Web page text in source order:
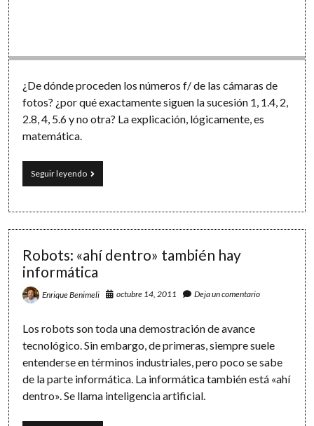
¿De dónde proceden los números f/ de las cámaras de
fotos? ¿por qué exactamente siguen la sucesión 1, 1.4, 2,
2.8, 4, 5.6 y no otra? La explicación, lógicamente, es
matemática.
Seguir leyendoFotografía
y
los
Robots: «ahí dentro» también hay
informática
Enrique Benimeli octubre 14, 2011 Deja un comentario
Los robots son toda una demostración de avance
tecnológico. Sin embargo, de primeras, siempre suele
entenderse en términos industriales, pero poco se sabe
de la parte informática. La informática también está «ahí
dentro». Se llama inteligencia artificial.